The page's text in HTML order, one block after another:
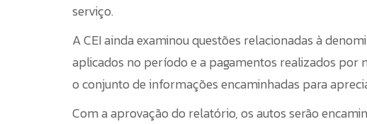
serviço.
A CEI ainda examinou questões relacionadas à
aplicados no período e a pagamentos realizados
o conjunto de informações encaminhadas para
Com a aprovação do relatório, os autos serão